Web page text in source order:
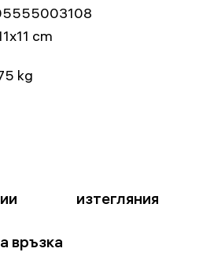
cm
kg
изтегляния
връзка